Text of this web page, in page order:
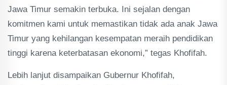
Jawa Timur semakin terbuka. Ini sejalan dengan
komitmen kami untuk memastikan tidak ada anak Jawa
Timur yang kehilangan kesempatan meraih pendidikan
tinggi karena keterbatasan ekonomi,” tegas Khofifah.
Lebih lanjut disampaikan Gubernur Khofifah,